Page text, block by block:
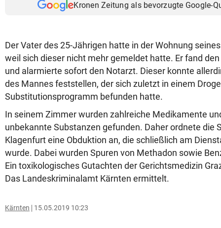
Kronen Zeitung als bevorzugte Google-
Der Vater des 25-Jährigen hatte in der Wohnung
weil sich dieser nicht mehr gemeldet hatte. Er fand
und alarmierte sofort den Notarzt. Dieser konnte
des Mannes feststellen, der sich zuletzt in einem
Substitutionsprogramm befunden hatte.
In seinem Zimmer wurden zahlreiche Medikamente
unbekannte Substanzen gefunden. Daher ordnete die
Klagenfurt eine Obduktion an, die schließlich am
wurde. Dabei wurden Spuren von Methadon sowie
Ein toxikologisches Gutachten der Gerichtsmedizin
Das Landeskriminalamt Kärnten ermittelt.
Kärnten 15.05.2019 10:23